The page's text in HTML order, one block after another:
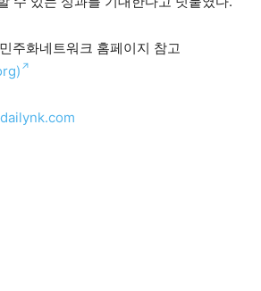
주화네트워크 홈페이지 참고